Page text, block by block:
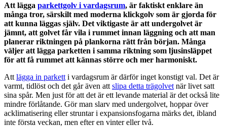
Att lägga parkettgolv i vardagsrum, är faktiskt enklare än
många tror, särskilt med moderna klickgolv som är gjorda för
att kunna läggas själv. Det viktigaste är att undergolvet är
jämnt, att golvet får vila i rummet innan läggning och att man
planerar riktningen på plankorna rätt från början. Många
väljer att lägga parketten i samma riktning som ljusinsläppet
för att få rummet att kännas större och mer harmoniskt.
Att lägga in parkett i vardagsrum är därför inget konstigt val. Det är
varmt, tidlöst och det går även att slipa detta trägolvet när livet satt
sina spår. Men just för att det är ett levande material är det också lite
mindre förlåtande. Gör man slarv med undergolvet, hoppar över
acklimatisering eller struntar i expansionsfogarna märks det, ibland
inte första veckan, men efter en vinter eller två.